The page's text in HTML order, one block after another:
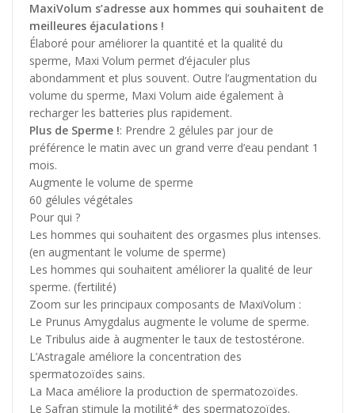
MaxiVolum s’adresse aux hommes qui souhaitent de
meilleures éjaculations !
Élaboré pour améliorer la quantité et la qualité du
sperme, Maxi Volum permet d’éjaculer plus
abondamment et plus souvent. Outre l’augmentation du
volume du sperme, Maxi Volum aide également à
recharger les batteries plus rapidement.
Plus de Sperme !: Prendre 2 gélules par jour de
préférence le matin avec un grand verre d’eau pendant 1
mois.
Augmente le volume de sperme
60 gélules végétales
Pour qui ?
Les hommes qui souhaitent des orgasmes plus intenses.
(en augmentant le volume de sperme)
Les hommes qui souhaitent améliorer la qualité de leur
sperme. (fertilité)
Zoom sur les principaux composants de MaxiVolum :
Le Prunus Amygdalus augmente le volume de sperme.
Le Tribulus aide à augmenter le taux de testostérone.
L’Astragale améliore la concentration des
spermatozoïdes sains.
La Maca améliore la production de spermatozoïdes.
Le Safran stimule la motilité* des spermatozoïdes.